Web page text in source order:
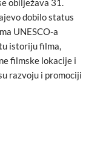
obilježava 31.
dobilo status
UNESCO-a
istoriju filma,
filmske lokacije i
razvoju i promociji